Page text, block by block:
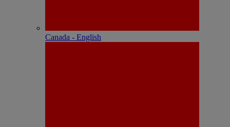
Canada - English